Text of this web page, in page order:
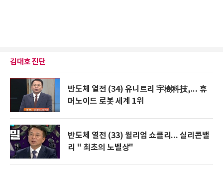
김대호 진단
반도체 열전 (34) 유니트리 宇樹科技,... 휴
머노이드 로봇 세계 1위
반도체 열전 (33) 윌리엄 쇼클리... 실리콘밸
리 " 최초의 노벨상"